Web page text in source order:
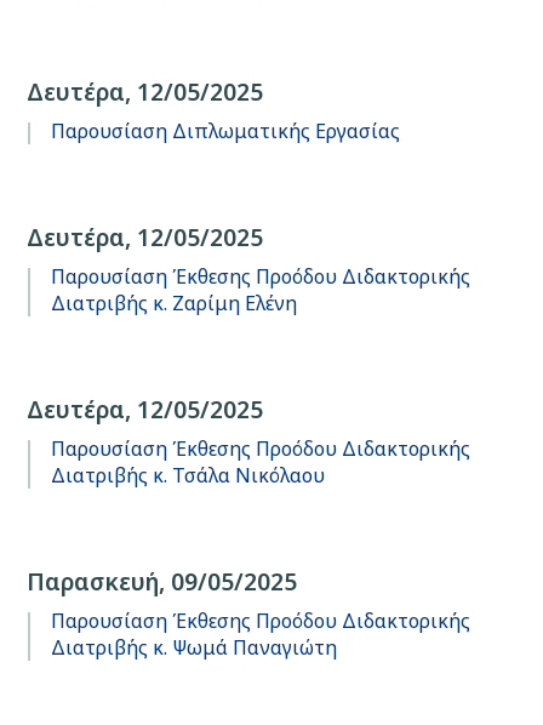
Δευτέρα, 12/05/2025
Παρουσίαση Διπλωματικής Εργασίας
Δευτέρα, 12/05/2025
Παρουσίαση Έκθεσης Προόδου Διδακτορικής
Διατριβής κ. Ζαρίμη Ελένη
Δευτέρα, 12/05/2025
Παρουσίαση Έκθεσης Προόδου Διδακτορικής
Διατριβής κ. Τσάλα Νικόλαου
Παρασκευή, 09/05/2025
Παρουσίαση Έκθεσης Προόδου Διδακτορικής
Διατριβής κ. Ψωμά Παναγιώτη